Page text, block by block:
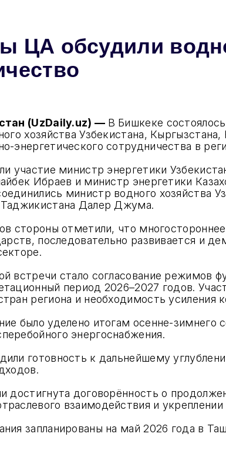
ЦА обсудили
(UzDaily.uz) — В Бишкеке
хозяйства Узбекистана,
энергетического сотрудничества в
участие министр энергетики
Ибраев и министр энергетики
министр водного хозяйства
Далер Джума.
стороны отметили, что
последовательно развивается и
встречи стало согласование режимов
период 2026–2027 годов.
региона и необходимость усиления
было уделено итогам осенне-зимнего
энергоснабжения.
готовность к дальнейшему
достигнута договорённость о
взаимодействия и укреплении
запланированы на май 2026 года в